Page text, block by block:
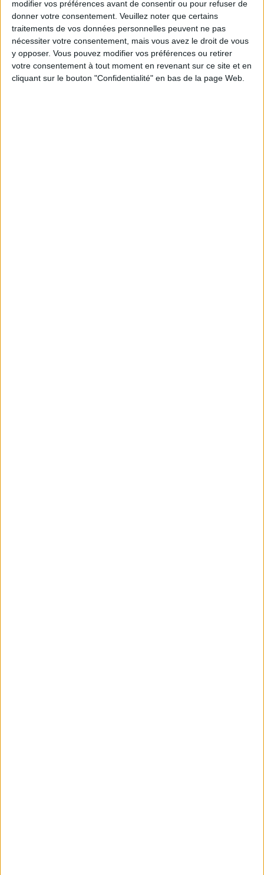
modifier vos préférences avant de consentir ou pour refuser de
donner votre consentement. Veuillez noter que certains
traitements de vos données personnelles peuvent ne pas
nécessiter votre consentement, mais vous avez le droit de vous
y opposer. Vous pouvez modifier vos préférences ou retirer
votre consentement à tout moment en revenant sur ce site et en
cliquant sur le bouton "Confidentialité" en bas de la page Web.
Pourquoi les obèses représentent 50% des
patients en réanimation victimes du Covid-19